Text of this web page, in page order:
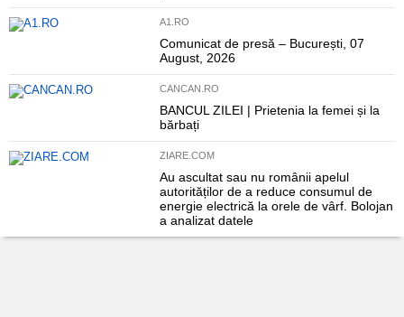
A1.RO
Comunicat de presă – București, 07
August, 2026
CANCAN.RO
BANCUL ZILEI | Prietenia la femei și la
bărbați
ZIARE.COM
Au ascultat sau nu românii apelul
autorităților de a reduce consumul de
energie electrică la orele de vârf. Bolojan
a analizat datele